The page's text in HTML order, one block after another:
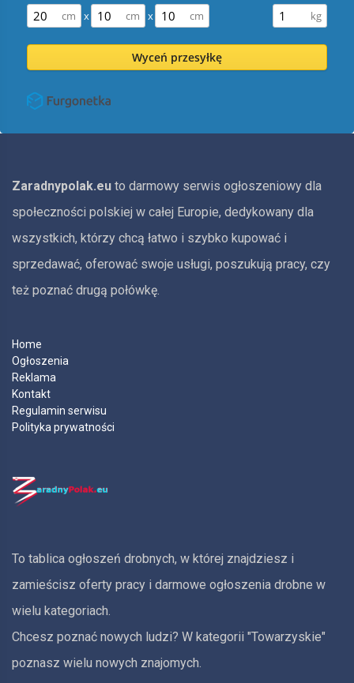
x x
Wyceń przesyłkę
Zaradnypolak.eu to darmowy serwis ogłoszeniowy dla
społeczności polskiej w całej Europie, dedykowany dla
wszystkich, którzy chcą łatwo i szybko kupować i
sprzedawać, oferować swoje usługi, poszukują pracy, czy
też poznać drugą połówkę.
Home
Ogłoszenia
Reklama
Kontakt
Regulamin serwisu
Polityka prywatności
To tablica ogłoszeń drobnych, w której znajdziesz i
zamieścisz oferty pracy i darmowe ogłoszenia drobne w
wielu kategoriach.
Chcesz poznać nowych ludzi? W kategorii "Towarzyskie"
poznasz wielu nowych znajomych.